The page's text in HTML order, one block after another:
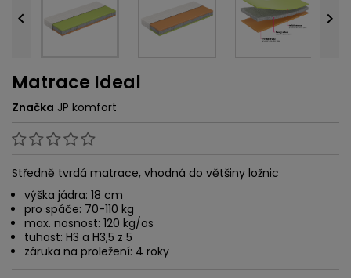
 
Matrace Ideal
Značka JP komfort
Středně tvrdá matrace, vhodná do většiny ložnic
výška jádra: 18 cm
pro spáče: 70-110 kg
max. nosnost: 120 kg/os
tuhost: H3 a H3,5 z 5
záruka na proležení: 4 roky